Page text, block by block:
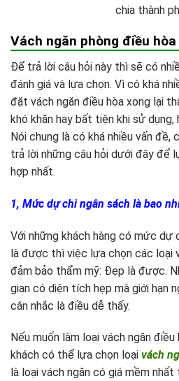
chia thành
Vách ngăn phòng điều
Để trả lời câu hỏi này thì sẽ có
đánh giá và lựa chọn. Vì có khá
đặt vách ngăn điều hòa xong lại
khó khăn hay bất tiện khi sử
Nói chung là có khá nhiều vấn đề,
trả lời những câu hỏi dưới đây để
hợp nhất.
1, Mức dự chi ngân sách là bao
Với những khách hàng có mức dự
là được thì việc lựa chọn các loại
đảm bảo thẩm mỹ: Đẹp là được.
gian có diện tích hẹp mà giới hạn
cân nhắc là điều dễ thấy.
Nếu muốn làm loại vách ngăn
khách có thể lựa chọn loại vách
là loại vách ngăn có giá mềm